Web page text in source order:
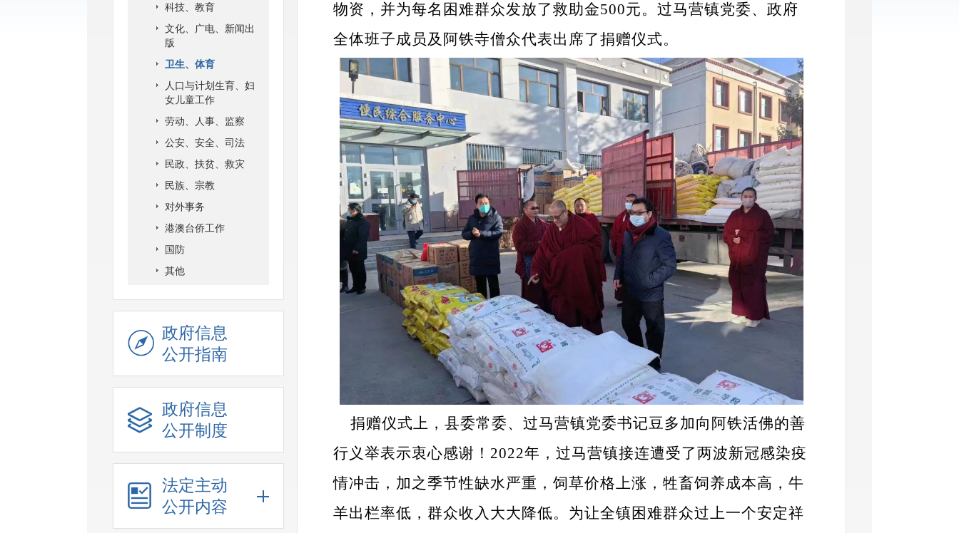
科技、教育
文化、广电、新闻出
版
卫生、体育
人口与计划生育、妇
女儿童工作
劳动、人事、监察
公安、安全、司法
民政、扶贫、救灾
民族、宗教
对外事务
港澳台侨工作
国防
其他
政府信息
公开指南
政府信息
公开制度
法定主动
公开内容
物资，并为每名困难群众发放了救助金500元。过马营镇党委、政府
全体班子成员及阿铁寺僧众代表出席了捐赠仪式。
捐赠仪式上，县委常委、过马营镇党委书记豆多加向阿铁活佛的善
行义举表示衷心感谢！ 2022年，过马营镇接连遭受了两波新冠感染疫
情冲击，加之季节性缺水严重，饲草价格上涨，牲畜饲养成本高，牛
羊出栏率低，群众收入大大降低。为让全镇困难群众过上一个安定祥